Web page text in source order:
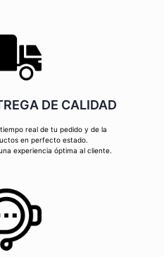
DE CALIDAD
real de tu pedido y de la
en perfecto estado.
experiencia óptima al cliente.